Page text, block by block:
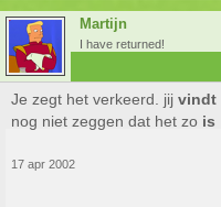
Martijn
I have returned!
Je zegt het verkeerd. jij vindt
nog niet zeggen dat het zo is
17 apr 2002